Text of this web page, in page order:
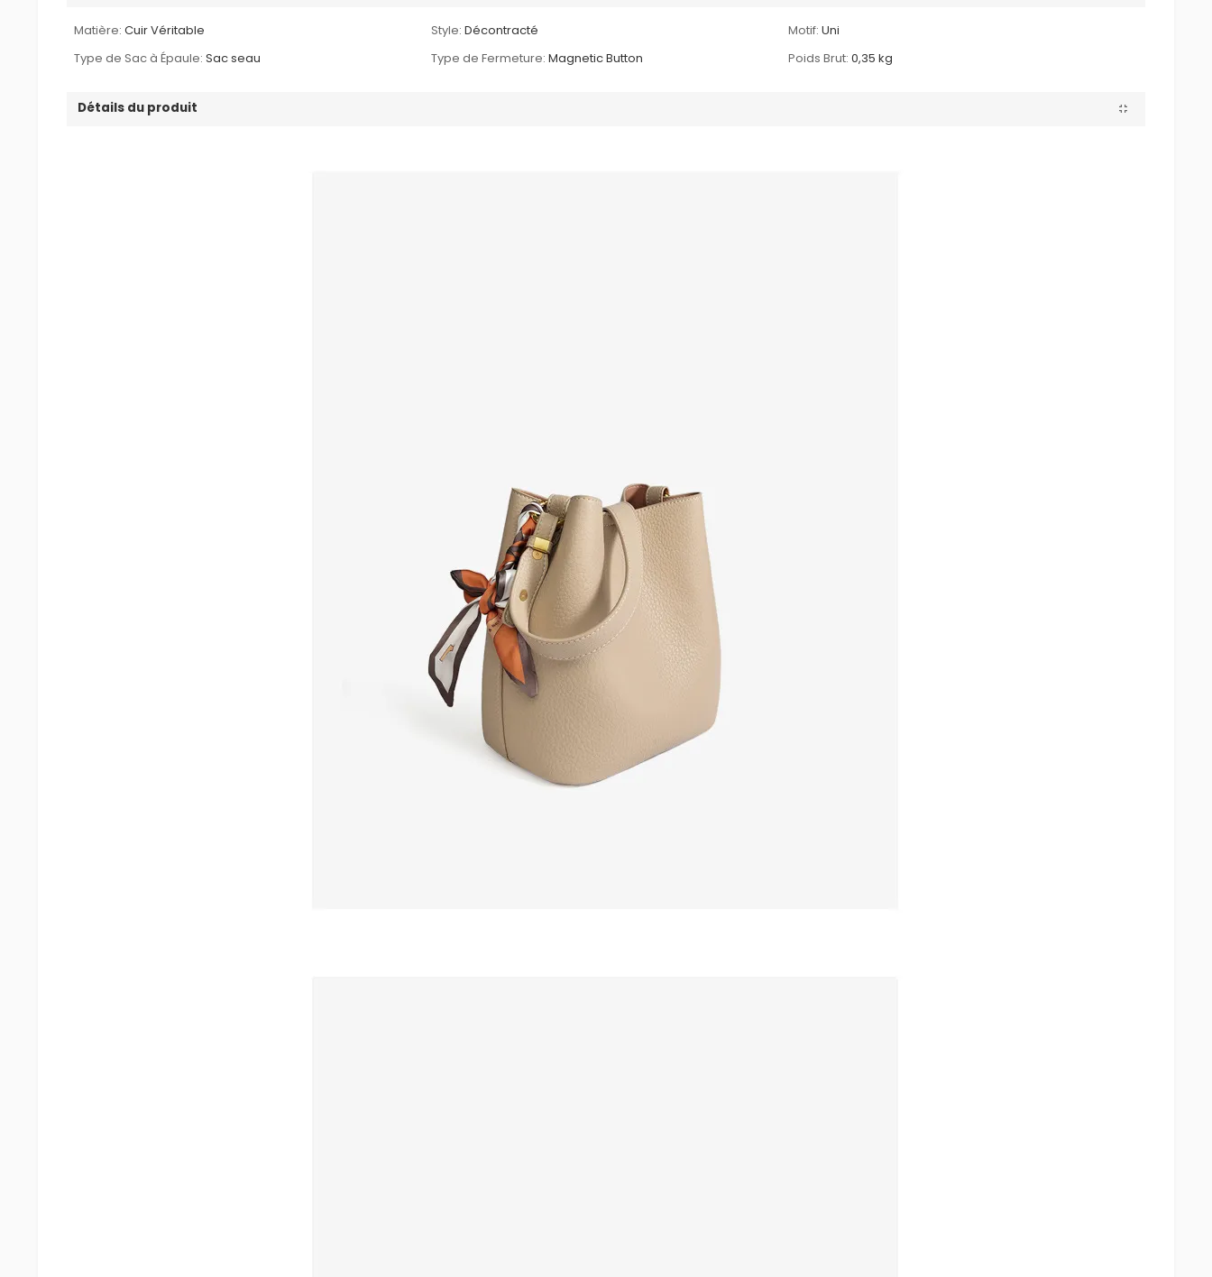
Matière: Cuir Véritable Style: Décontracté Motif: Uni
Type de Sac à Épaule: Sac seau Type de Fermeture: Magnetic Button Poids Brut: 0,35 kg
Détails du produit